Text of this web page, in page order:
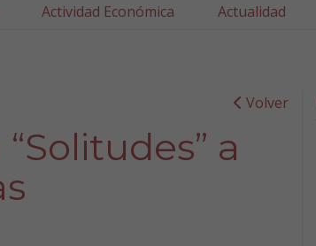
Actividad Económica Actualidad
Volver
a